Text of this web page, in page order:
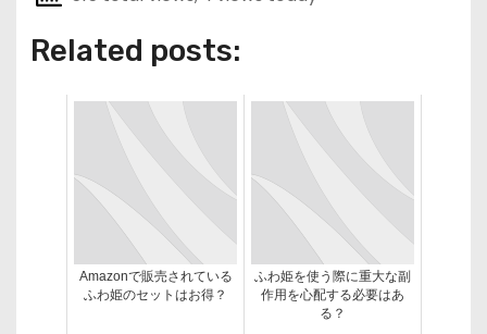
Related posts:
Amazonで販売されている
ふわ姫のセットはお得？
ふわ姫を使う際に重大な副
作用を心配する必要はあ
る？